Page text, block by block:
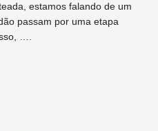
estamos falando de um
passam por uma etapa
….